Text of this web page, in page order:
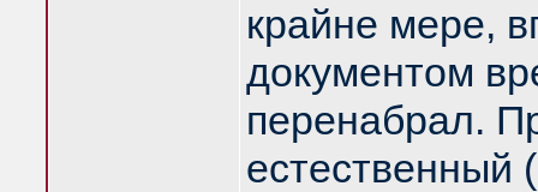
крайне мере,
документом
перенабрал.
естественный